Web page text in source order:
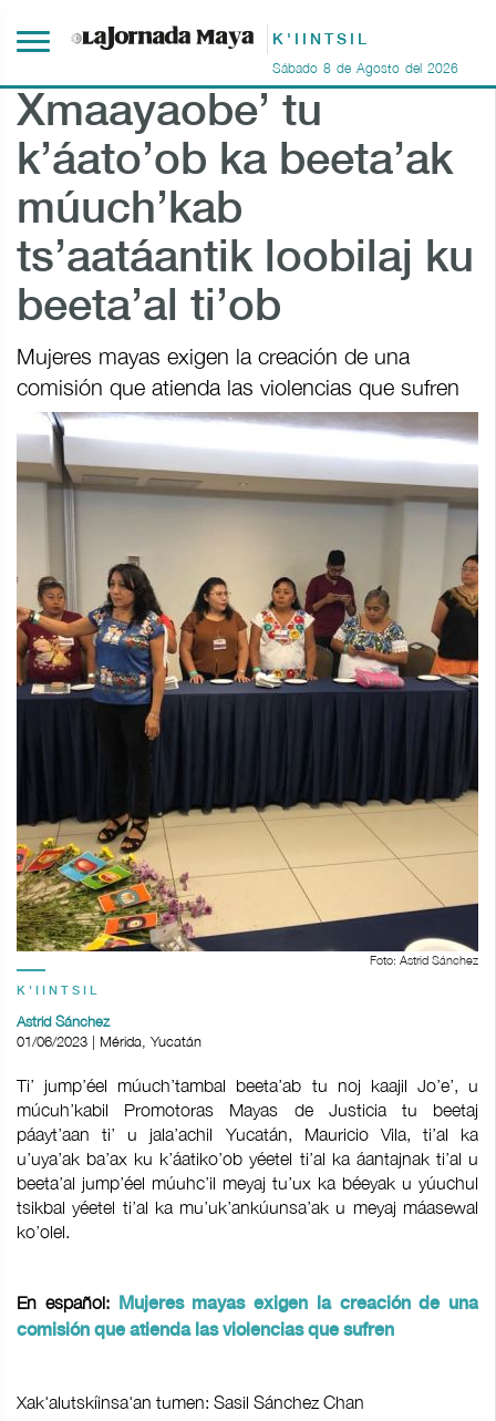
K'IINTSIL
Sábado 8 de Agosto del 2026
Xmaayaobe’ tu
k’áato’ob ka beeta’ak
múuch’kab
ts’aatáantik loobilaj ku
beeta’al ti’ob
Mujeres mayas exigen la creación de una
comisión que atienda las violencias que sufren
Foto: Astrid Sánchez
K'IINTSIL
Astrid Sánchez
01/06/2023 | Mérida, Yucatán
Ti’ jump’éel múuch’tambal beeta’ab tu noj kaajil Jo’e’, u
múcuh’kabil Promotoras Mayas de Justicia tu beetaj
páayt’aan ti’ u jala’achil Yucatán, Mauricio Vila, ti’al ka
u’uya’ak ba’ax ku k’áatiko’ob yéetel ti’al ka áantajnak ti’al u
beeta’al jump’éel múuhc’il meyaj tu’ux ka béeyak u yúuchul
tsikbal yéetel ti’al ka mu’uk’ankúunsa’ak u meyaj máasewal
ko’olel.
En español:
Mujeres mayas exigen la creación de una
comisión que atienda las violencias que sufren
Xak'alutskíinsa'an tumen: Sasil Sánchez Chan